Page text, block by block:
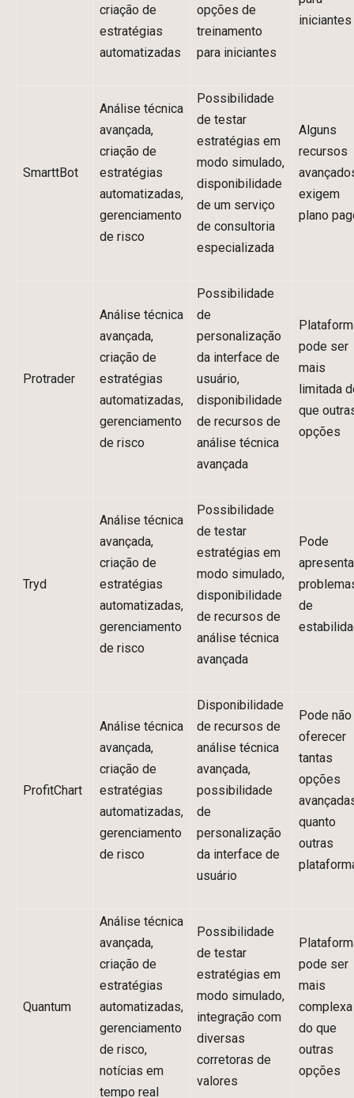
criação de
estratégias
automatizadas
opções de
treinamento
para iniciantes
iniciantes
SmarttBot
Análise técnica
avançada,
criação de
estratégias
automatizadas,
gerenciamento
de risco
Possibilidade
de testar
estratégias em
modo simulado,
disponibilidade
de um serviço
de consultoria
especializada
Alguns
recursos
exigem
plano
Protrader
Análise técnica
avançada,
criação de
estratégias
automatizadas,
gerenciamento
de risco
Possibilidade
de
personalização
da interface de
usuário,
disponibilidade
de recursos de
análise técnica
avançada
pode ser
mais
limitada
que
opções
Tryd
Análise técnica
avançada,
criação de
estratégias
automatizadas,
gerenciamento
de risco
Possibilidade
de testar
estratégias em
modo simulado,
disponibilidade
de recursos de
análise técnica
avançada
Pode
de
ProfitChart
Análise técnica
avançada,
criação de
estratégias
automatizadas,
gerenciamento
de risco
Disponibilidade
de recursos de
análise técnica
avançada,
possibilidade
de
personalização
da interface de
usuário
Pode não
oferecer
tantas
opções
quanto
outras
Quantum
Análise técnica
avançada,
criação de
estratégias
automatizadas,
gerenciamento
de risco,
notícias em
tempo real
Possibilidade
de testar
estratégias em
modo simulado,
integração com
diversas
corretoras de
valores
pode ser
mais
complexa
do que
outras
opções